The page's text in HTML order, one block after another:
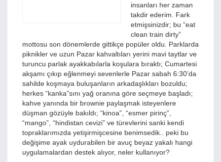
insanları her zaman
takdir ederim. Fark
etmişsinizdir; bu “eat
clean train dirty”
mottosu son dönemlerde gittikçe popüler oldu. Parklarda
piknikler ve uzun Pazar kahvaltıları yerini mavi taytlar ve
turuncu parlak ayakkabılarla koşulara bıraktı; Cumartesi
akşamı çıkıp eğlenmeyi sevenlerle Pazar sabah 6:30’da
sahilde koşmaya buluşanların arkadaşlıkları bozuldu;
herkes “kanka”sını yağ oranına göre seçmeye başladı;
kahve yanında bir brownie paylaşmak isteyenlere
düşman gözüyle bakıldı; “kinoa”, “esmer pirinç”,
“mango”, “hindistan cevizi” ve türevlerini sanki kendi
topraklarımızda yetişirmişcesine benimsedik.. peki bu
değişime ayak uydurabilen bir avuç beyaz yakalı hangi
uygulamalardan destek alıyor, neler kullanıyor?